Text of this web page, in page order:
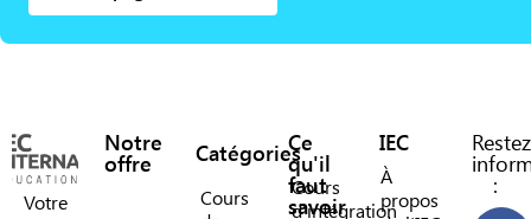
Votre
Notre
offre
Cours
Catégories
Cours
d’intégration
Ce
qu'il
faut
savoir
IEC
À
propos
Restez
: